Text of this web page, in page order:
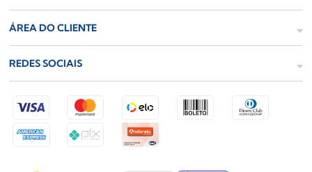
ÁREA DO CLIENTE
REDES SOCIAIS